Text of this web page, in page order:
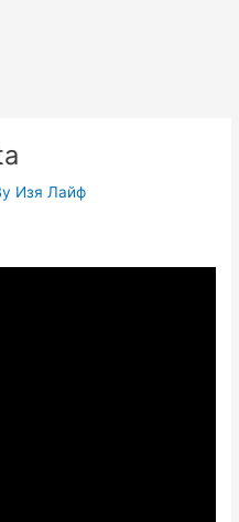
Изя Лайф